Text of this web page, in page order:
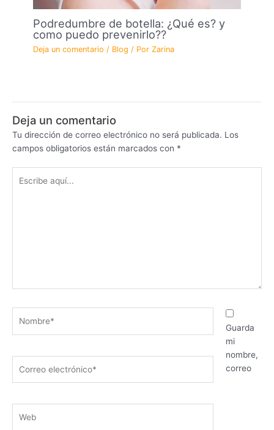
Podredumbre de botella: ¿Qué es? y
como puedo prevenirlo??
Deja un comentario / Blog / PorZarina
Deja un comentario
Tu dirección de correo electrónico no será publicada. Los
campos obligatorios están marcados con *
aquí...
electrónico*
Guarda
mi
nombre,
correo